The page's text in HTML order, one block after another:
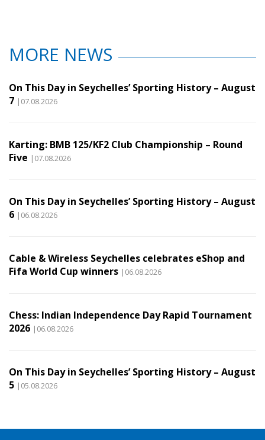
MORE NEWS
On This Day in Seychelles’ Sporting History – August
7 |07.08.2026
Karting: BMB 125/KF2 Club Championship – Round
Five |07.08.2026
On This Day in Seychelles’ Sporting History – August
6 |06.08.2026
Cable & Wireless Seychelles celebrates eShop and
Fifa World Cup winners |06.08.2026
Chess: Indian Independence Day Rapid Tournament
2026 |06.08.2026
On This Day in Seychelles’ Sporting History – August
5 |05.08.2026